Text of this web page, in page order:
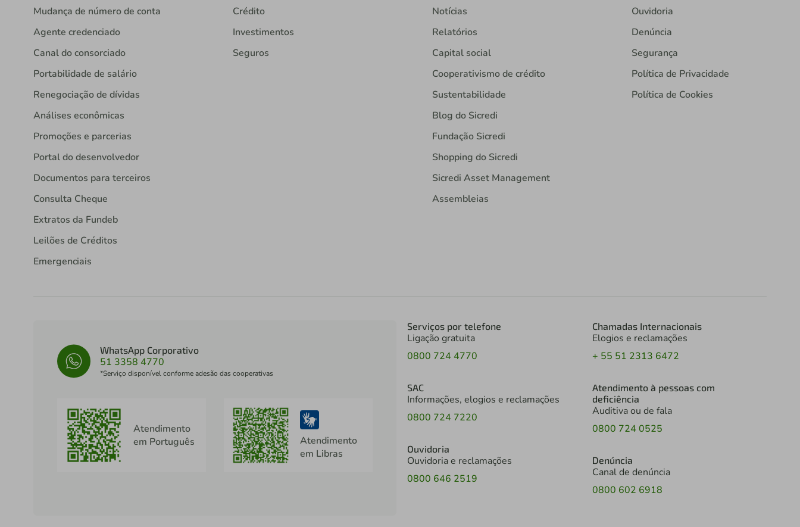
Mudança de número de conta
Agente credenciado
Canal do consorciado
Portabilidade de salário
Renegociação de dívidas
Análises econômicas
Promoções e parcerias
Portal do desenvolvedor
Documentos para terceiros
Consulta Cheque
Extratos da Fundeb
Leilões de Créditos
Emergenciais
Crédito
Investimentos
Seguros
Notícias
Relatórios
Capital social
Cooperativismo de crédito
Sustentabilidade
Blog do Sicredi
Fundação Sicredi
Shopping do Sicredi
Sicredi Asset Management
Assembleias
Ouvidoria
Denúncia
Segurança
Política de Privacidade
Política de Cookies
WhatsApp Corporativo
51 3358 4770
*Serviço disponível conforme adesão das cooperativas
Atendimento
em Português
Atendimento
em Libras
Serviços por telefone
Ligação gratuita
0800 724 4770
SAC
Informações, elogios e reclamações
0800 724 7220
Ouvidoria
Ouvidoria e reclamações
0800 646 2519
Chamadas Internacionais
Elogios e reclamações
+ 55 51 2313 6472
Atendimento à pessoas com
deficiência
Auditiva ou de fala
0800 724 0525
Denúncia
Canal de denúncia
0800 602 6918